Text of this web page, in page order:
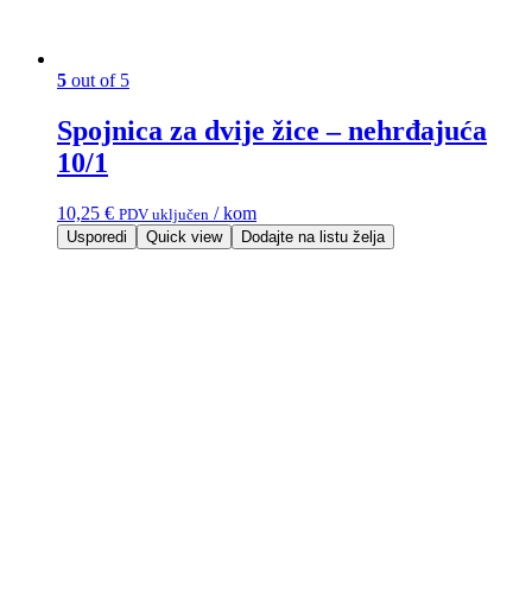
5 out of 5
Spojnica za dvije žice – nehrđajuća
10/1
10,25 € PDV uključen / kom
Usporedi Quick view Dodajte na listu želja